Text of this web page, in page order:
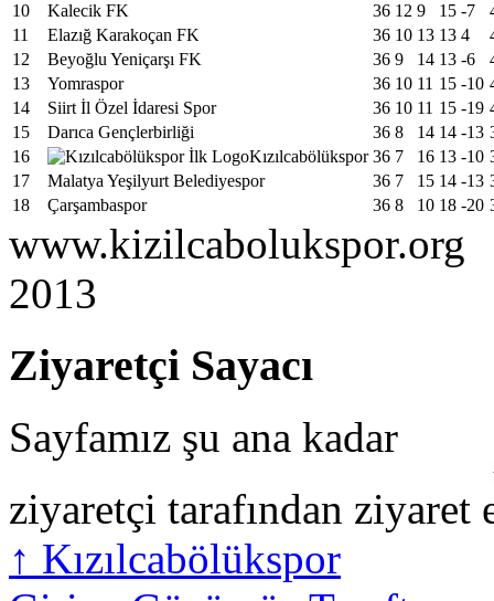
10
Kalecik FK 36 12 9 15 -7
11
Elazığ Karakoçan FK 36 10 13 13 4
12
Beyoğlu Yeniçarşı FK 36 9 14 13 -6
13
Yomraspor 36 10 11 15 -10
14
Siirt İl Özel İdaresi Spor 36 10 11 15 -19
15
Darıca Gençlerbirliği 36 8 14 14 -13
16
Kızılcabölükspor 36 7 16 13 -10
17
Malatya Yeşilyurt Belediyespor 36 7 15 14 -13
18
Çarşambaspor 36 8 10 18 -20
www.kizilcabolukspor.org
2013
Ziyaretçi Sayacı
Sayfamız şu ana kadar
ziyaretçi tarafından ziyaret
↑ Kızılcabölükspor